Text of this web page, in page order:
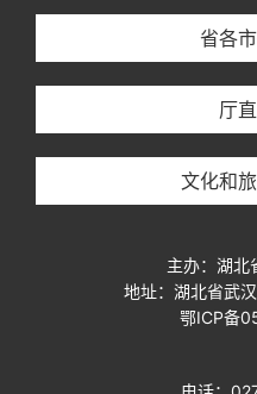
省各
厅
文化和
主办：湖北
地址：湖北省武
鄂ICP备